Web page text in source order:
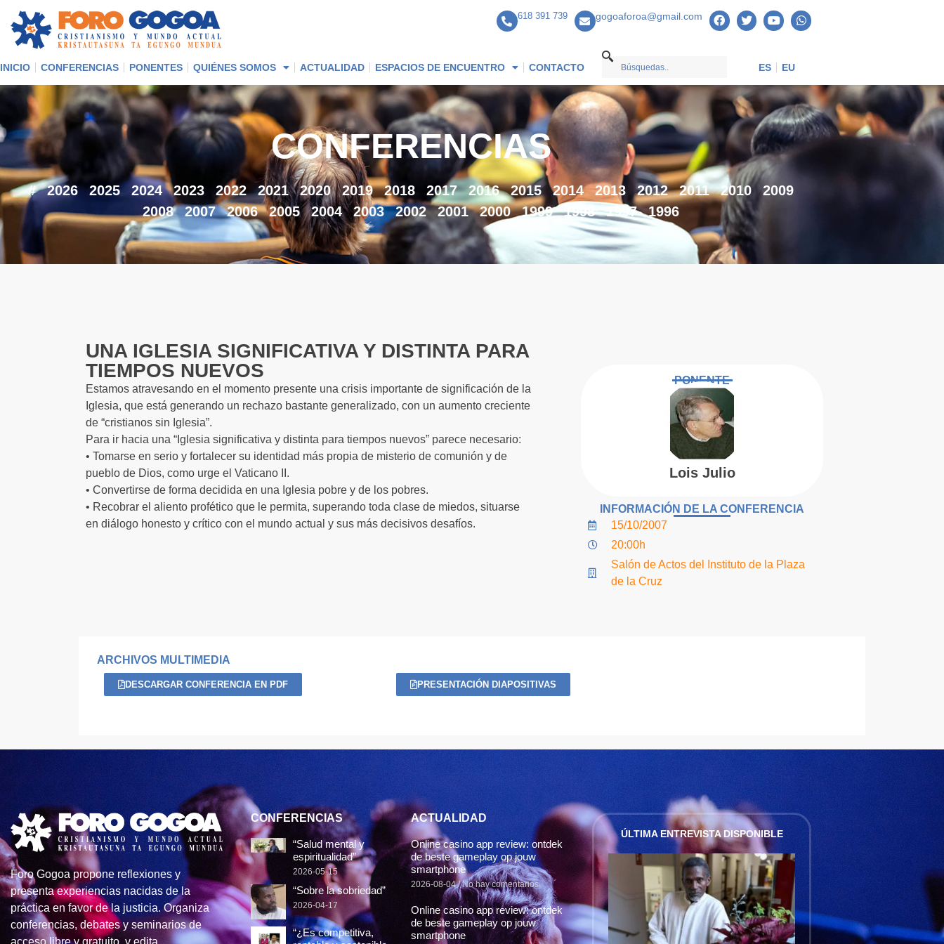
618 391 739 gogoaforoa@gmail.com
INICIO CONFERENCIAS PONENTES QUIÉNES SOMOS ACTUALIDAD ESPACIOS DE ENCUENTRO CONTACTO ES EU
CONFERENCIAS
# 2026 2025 2024 2023 2022 2021 2020 2019 2018 2017 2016 2015 2014 2013 2012 2011 2010
2009
2008
2007 2006 2005 2004 2003 2002 2001 2000 1999 1998 1997 1996
UNA IGLESIA SIGNIFICATIVA Y DISTINTA PARA
TIEMPOS NUEVOS
Estamos atravesando en el momento presente una crisis importante de significación de la
Iglesia, que está generando un rechazo bastante generalizado, con un aumento creciente
de “cristianos sin Iglesia”.
Para ir hacia una “Iglesia significativa y distinta para tiempos nuevos” parece necesario:
• Tomarse en serio y fortalecer su identidad más propia de misterio de comunión y de
pueblo de Dios, como urge el Vaticano II.
• Convertirse de forma decidida en una Iglesia pobre y de los pobres.
• Recobrar el aliento profético que le permita, superando toda clase de miedos, situarse
en diálogo honesto y crítico con el mundo actual y sus más decisivos desafíos.
PONENTE
Lois Julio
INFORMACIÓN DE LA CONFERENCIA
15/10/2007
20:00h
Salón de Actos del Instituto de la Plaza
de la Cruz
ARCHIVOS MULTIMEDIA
DESCARGAR CONFERENCIA EN PDF PRESENTACIÓN DIAPOSITIVAS
Foro Gogoa propone reflexiones y
presenta experiencias nacidas de la
práctica en favor de la justicia. Organiza
conferencias, debates y seminarios de
acceso libre y gratuito, y edita
CONFERENCIAS
“Salud mental y
espiritualidad”
2026-05-15
“Sobre la sobriedad”
2026-04-17
“¿Es competitiva,
ACTUALIDAD
Online casino app review: ontdek
de beste gameplay op jouw
smartphone
2026-08-04 No hay comentarios
Online casino app review: ontdek
de beste gameplay op jouw
smartphone
ÚLTIMA ENTREVISTA DISPONIBLE